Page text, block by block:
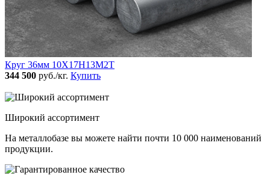
Круг 36мм 10Х17Н13М2Т
344 500 руб./кг. Купить
Широкий ассортимент
На металлобазе вы можете найти почти 10 000 наименований
продукции.